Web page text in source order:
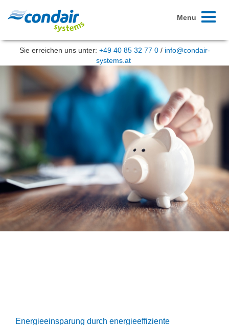
Toggle
Menu
Sie erreichen uns unter: +49 40 85 32 77 0/ info@condair-
systems.at
Energieeinsparung durch energieeffiziente